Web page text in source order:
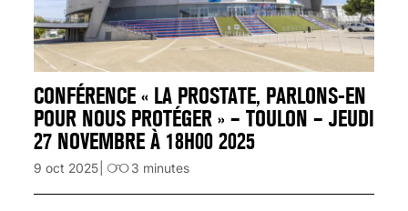
CONFÉRENCE « LA PROSTATE, PARLONS-EN
POUR NOUS PROTÉGER » – TOULON – JEUDI
27 NOVEMBRE À 18H00 2025
9 oct 2025 3 minutes